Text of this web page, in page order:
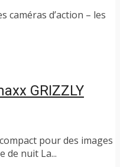
caméras d’action – les
GRIZZLY
pour des images
de nuit La...